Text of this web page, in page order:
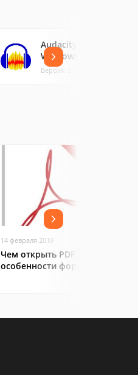
Audacity для
Windows
Версия: 3.3.3 (14.59 МБ)
14 февраля 2019
Чем открыть PDF:
особенности формата